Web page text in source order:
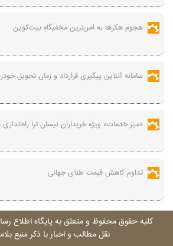
هجوم هکرها به امن‌ترین مخفیگاه بیت‌کوین
سامانه آنلاین پیگیری قرارداد‌ و زمان تحویل
«میز خدمات» ویژه خریداران نیسان ترا
تداوم کاهش قیمت طلای جهانی
کليه حقوق محفوظ و متعلق به پايگاه اطلاع
نقل مطالب و اخبار با ذکر منبع